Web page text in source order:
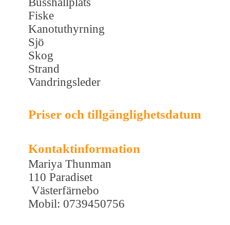
Fiske
Kanotuthyrning
Sjö
Skog
Strand
Vandringsleder
Priser och tillgänglighetsdatum
Kontaktinformation
Mariya Thunman
110 Paradiset
Västerfärnebo
Mobil: 0739450756